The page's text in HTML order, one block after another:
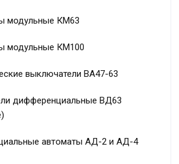
модульные КМ63
модульные КМ100
выключатели ВА47-63
дифференциальные ВД63
автоматы АД-2 и АД-4